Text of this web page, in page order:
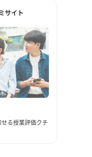
サイト
る授業評価クチ